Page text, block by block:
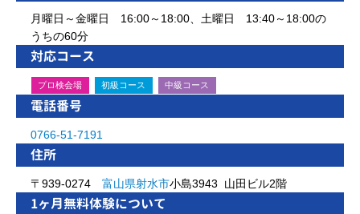
月曜日～金曜日 16:00～18:00、土曜日 13:40～18:00の
うちの60分
対応コース
プロ検会場 初級コース 中級コース
電話番号
0766-51-7191
住所
〒939-0274 富山県射水市小島3943 山田ビル2階
1ヶ月無料体験について